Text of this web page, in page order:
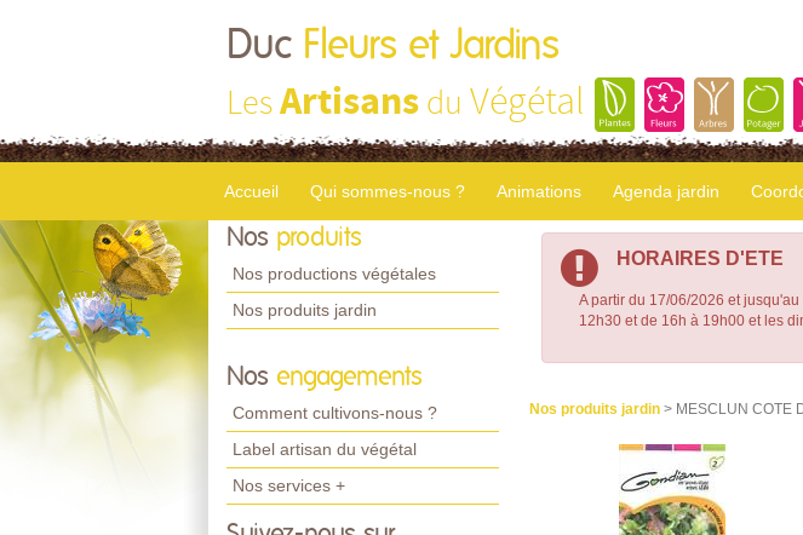
Duc Fleurs et Jardins
LesArtisans du Végétal
Accueil Qui sommes-nous ? Animations Agenda jardin
Nos produits
Nos productions végétales
Nos produits jardin
Nos engagements
Comment cultivons-nous ?
Label artisan du végétal
Nos services +
HORAIRES D'ETE
A partir du 17/06/2026 et
12h30 et de 16h à 19h00 et les
Nos produits jardin > MESCLUN COTE